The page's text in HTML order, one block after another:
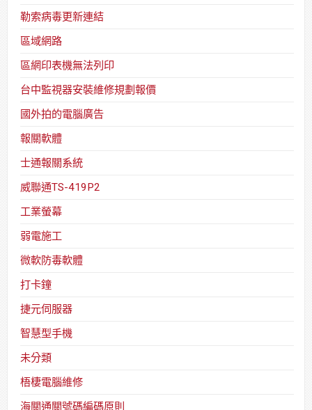
勒索病毒更新連結
區域網路
區網印表機無法列印
台中監視器安裝維修規劃報價
國外拍的電腦廣告
報關軟體
士通報關系統
威聯通TS-419P2
工業螢幕
弱電施工
微軟防毒軟體
打卡鐘
捷元伺服器
智慧型手機
未分類
梧棲電腦維修
海關通關號碼編碼原則